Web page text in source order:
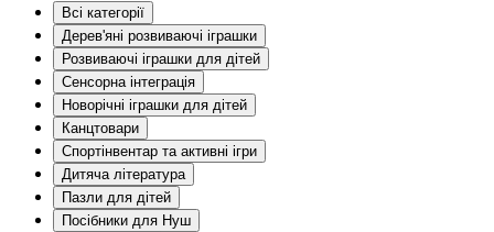
Всі категорії
Дерев'яні розвиваючі іграшки
Розвиваючі іграшки для дітей
Сенсорна інтеграція
Новорічні іграшки для дітей
Канцтовари
Спортінвентар та активні ігри
Дитяча література
Пазли для дітей
Посібники для Нуш